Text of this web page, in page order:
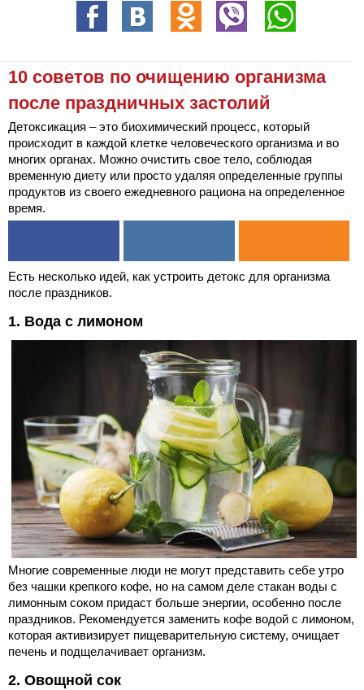
10 советов по очищению организма
после праздничных застолий
Детоксикация – это биохимический процесс, который
происходит в каждой клетке человеческого организма и во
многих органах. Можно очистить свое тело, соблюдая
временную диету или просто удаляя определенные группы
продуктов из своего ежедневного рациона на определенное
время.
Есть несколько идей, как устроить детокс для организма
после праздников.
1. Вода с лимоном
Многие современные люди не могут представить себе утро
без чашки крепкого кофе, но на самом деле стакан воды с
лимонным соком придаст больше энергии, особенно после
праздников. Рекомендуется заменить кофе водой с лимоном,
которая активизирует пищеварительную систему, очищает
печень и подщелачивает организм.
2. Овощной сок